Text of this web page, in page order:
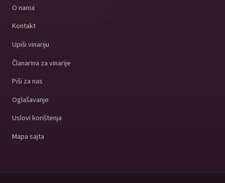
O nama
Kontakt
Upiši vinariju
Članarina za vinarije
Piši za nas
Oglašavanje
Uslovi korištenja
Mapa sajta